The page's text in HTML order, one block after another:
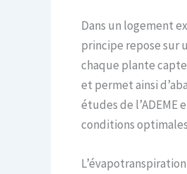
Dans un logement
principe repose sur
chaque plante capte
et permet ainsi
études de
conditions